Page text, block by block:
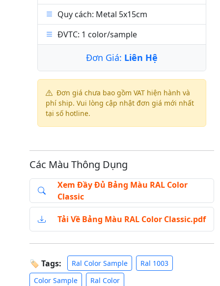
Quy cách: Metal 5x15cm
ĐVTC: 1 color/sample
Đơn Giá: Liên Hệ
Đơn giá chưa bao gồm VAT hiện hành và
phí ship. Vui lòng cập nhật đơn giá mới nhất
tại số hotline.
Các Màu Thông Dụng
Xem Đầy Đủ Bảng Màu RAL Color
Classic
Tải Về Bảng Màu RAL Color Classic.pdf
🏷 Tags: Ral Color Sample
Ral 1003
Color Sample
Ral Color